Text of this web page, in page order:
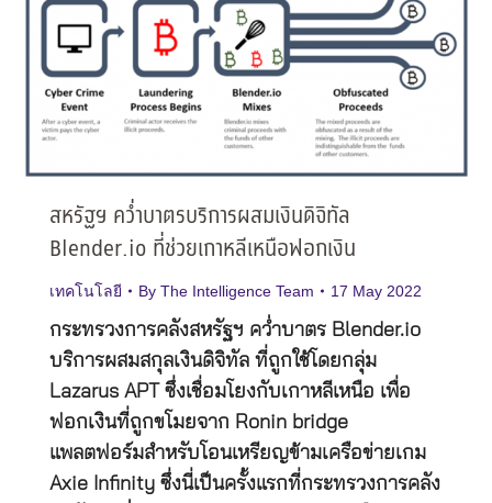
สหรัฐฯ คว่ำบาตรบริการผสมเงินดิจิทัล
Blender.io ที่ช่วยเกาหลีเหนือฟอกเงิน
เทคโนโลยี By The Intelligence Team 17 May 2022
กระทรวงการคลังสหรัฐฯ คว่ำบาตร Blender.io
บริการผสมสกุลเงินดิจิทัล ที่ถูกใช้โดยกลุ่ม
Lazarus APT ซึ่งเชื่อมโยงกับเกาหลีเหนือ เพื่อ
ฟอกเงินที่ถูกขโมยจาก Ronin bridge
แพลตฟอร์มสำหรับโอนเหรียญข้ามเครือข่ายเกม
Axie Infinity ซึ่งนี่เป็นครั้งแรกที่กระทรวงการคลัง